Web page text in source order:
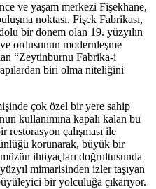
ve yaşam merkezi Fişekhane,
noktası. Fişek Fabrikası,
bir dönem olan 19. yüzyılın
ordusunun modernleşme
“Zeytinburnu Fabrika-i
biri olma niteliğini
çok özel bir yere sahip
kullanımına kapalı kalan bu
restorasyon çalışması ile
korunarak, büyük bir
ihtiyaçları doğrultusunda
mimarisinden izler taşıyan
bir yolculuğa çıkarıyor.